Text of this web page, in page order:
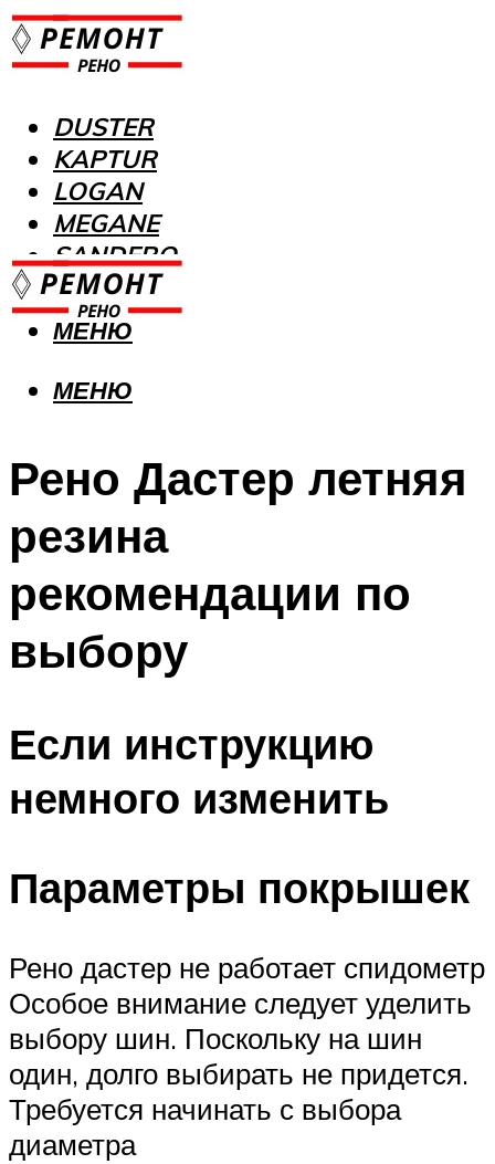
DUSTER
KAPTUR
LOGAN
MEGANE
SANDERO
МЕНЮ
МЕНЮ
Рено Дастер летняя
резина
рекомендации по
выбору
Если инструкцию
немного изменить
Параметры покрышек
Рено дастер не работает спидометр
Особое внимание следует уделить
выбору шин. Поскольку на шин
один, долго выбирать не придется.
Требуется начинать с выбора
диаметра